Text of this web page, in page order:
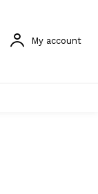
My account